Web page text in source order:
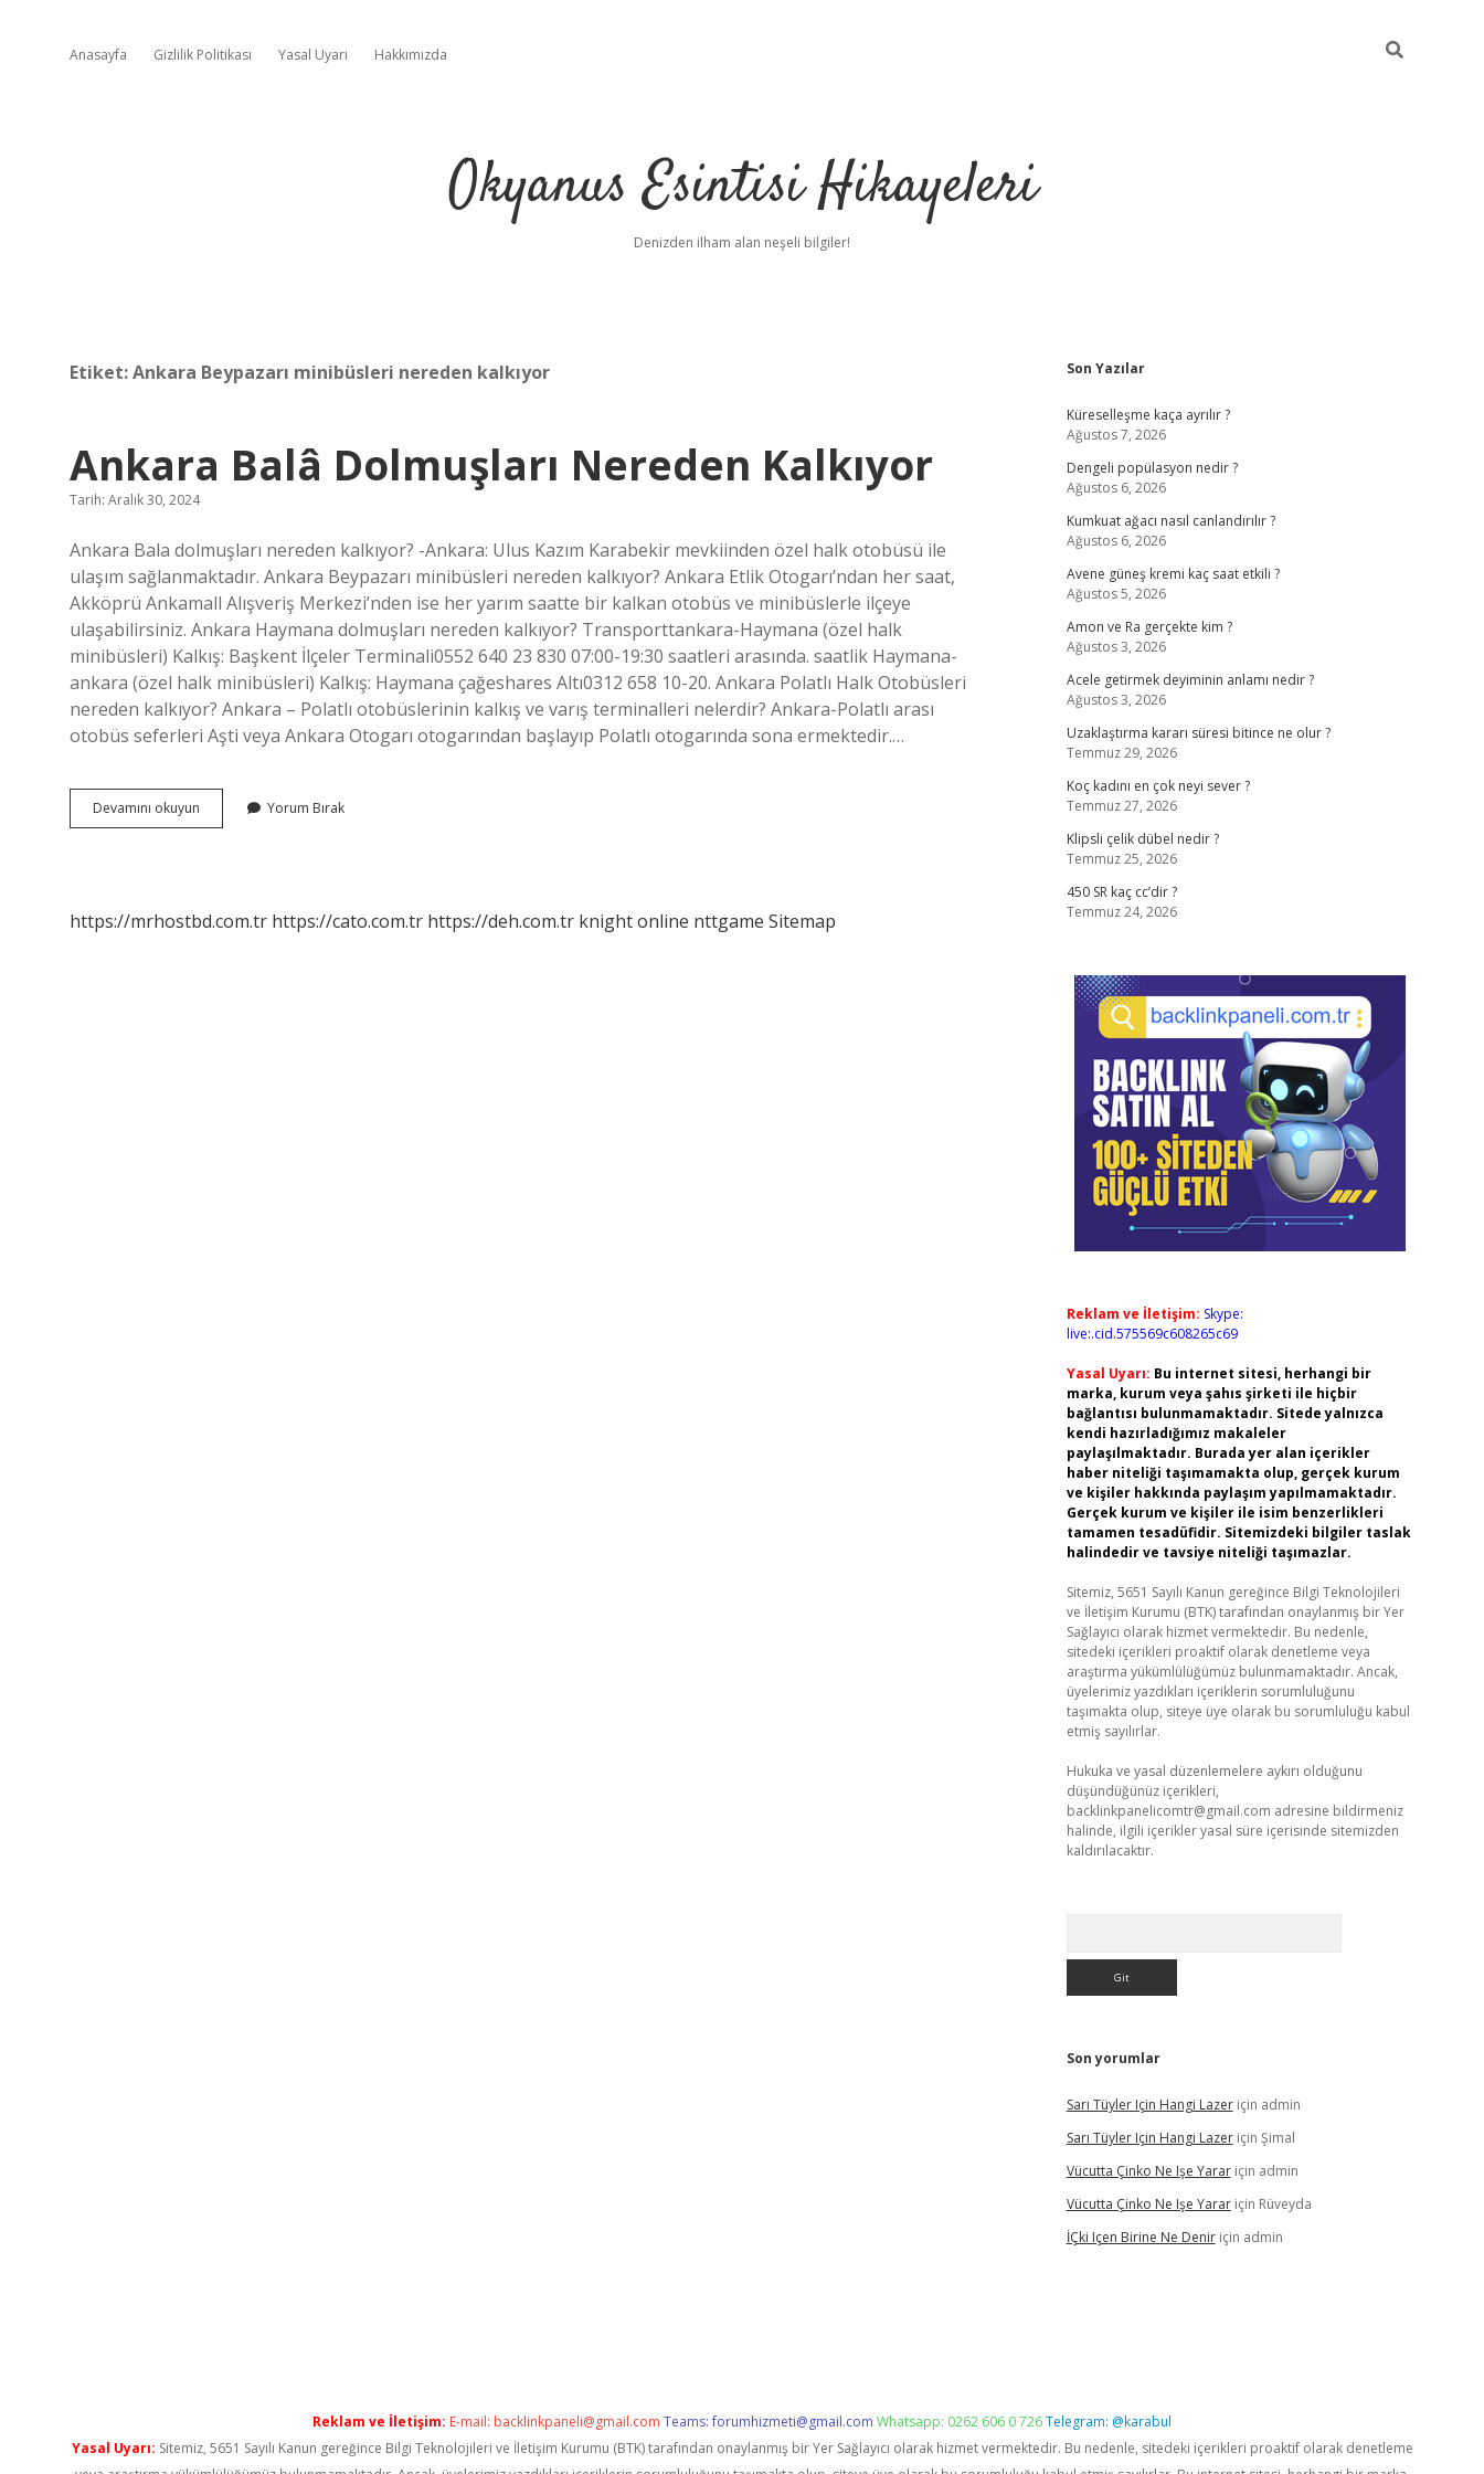
Anasayfa Gizlilik Politikası Yasal Uyarı Hakkımızda
Okyanus Esintisi Hikayeleri
Denizden ilham alan neşeli bilgiler!
Etiket:Ankara Beypazarı minibüsleri nereden kalkıyor
Ankara Balâ Dolmuşları Nereden Kalkıyor
Tarih: Aralık 30, 2024
Ankara Bala dolmuşları nereden kalkıyor? -Ankara: Ulus Kazım Karabekir mevkiinden özel halk otobüsü ile
ulaşım sağlanmaktadır. Ankara Beypazarı minibüsleri nereden kalkıyor? Ankara Etlik Otogarı’ndan her saat,
Akköprü Ankamall Alışveriş Merkezi’nden ise her yarım saatte bir kalkan otobüs ve minibüslerle ilçeye
ulaşabilirsiniz. Ankara Haymana dolmuşları nereden kalkıyor? Transporttankara-Haymana (özel halk
minibüsleri) Kalkış: Başkent İlçeler Terminali0552 640 23 830 07:00-19:30 saatleri arasında. saatlik Haymana-
ankara (özel halk minibüsleri) Kalkış: Haymana çağeshares Altı0312 658 10-20. Ankara Polatlı Halk Otobüsleri
nereden kalkıyor? Ankara – Polatlı otobüslerinin kalkış ve varış terminalleri nelerdir? Ankara-Polatlı arası
otobüs seferleri Aşti veya Ankara Otogarı otogarından başlayıp Polatlı otogarında sona ermektedir.…
Devamını okuyun
Balâ
Yorum Bırak
https://mrhostbd.com.tr https://cato.com.tr https://deh.com.tr knight online nttgame Sitemap
Sidebar
Son Yazılar
Küreselleşme kaça ayrılır ?
Ağustos 7, 2026
Dengeli popülasyon nedir ?
Ağustos 6, 2026
Kumkuat ağacı nasıl canlandırılır ?
Ağustos 6, 2026
Avene güneş kremi kaç saat etkili ?
Ağustos 5, 2026
Amon ve Ra gerçekte kim ?
Ağustos 3, 2026
Acele getirmek deyiminin anlamı nedir ?
Ağustos 3, 2026
Uzaklaştırma kararı süresi bitince ne olur ?
Temmuz 29, 2026
Koç kadını en çok neyi sever ?
Temmuz 27, 2026
Klipsli çelik dübel nedir ?
Temmuz 25, 2026
450 SR kaç cc’dir ?
Temmuz 24, 2026
Reklam ve İletişim: Skype:
live:.cid.575569c608265c69
Yasal Uyarı: Bu internet sitesi, herhangi bir
marka, kurum veya şahıs şirketi ile hiçbir
bağlantısı bulunmamaktadır. Sitede yalnızca
kendi hazırladığımız makaleler
paylaşılmaktadır. Burada yer alan içerikler
haber niteliği taşımamakta olup, gerçek kurum
ve kişiler hakkında paylaşım yapılmamaktadır.
Gerçek kurum ve kişiler ile isim benzerlikleri
tamamen tesadüfidir. Sitemizdeki bilgiler taslak
halindedir ve tavsiye niteliği taşımazlar.
Sitemiz, 5651 Sayılı Kanun gereğince Bilgi Teknolojileri
ve İletişim Kurumu (BTK) tarafından onaylanmış bir Yer
Sağlayıcı olarak hizmet vermektedir. Bu nedenle,
sitedeki içerikleri proaktif olarak denetleme veya
araştırma yükümlülüğümüz bulunmamaktadır. Ancak,
üyelerimiz yazdıkları içeriklerin sorumluluğunu
taşımakta olup, siteye üye olarak bu sorumluluğu kabul
etmiş sayılırlar.
Hukuka ve yasal düzenlemelere aykırı olduğunu
düşündüğünüz içerikleri,
backlinkpanelicomtr@gmail.com adresine bildirmeniz
halinde, ilgili içerikler yasal süre içerisinde sitemizden
kaldırılacaktır.
Son yorumlar
Sarı Tüyler Için Hangi Lazeriçin admin
Sarı Tüyler Için Hangi Lazeriçin Şimal
Vücutta Çinko Ne Işe Yarariçin admin
Vücutta Çinko Ne Işe Yarariçin Rüveyda
İÇki Içen Birine Ne Deniriçin admin
Reklam ve İletişim: E-mail: backlinkpaneli@gmail.com Teams:forumhizmeti@gmail.com Whatsapp: 0262 606 0 726Telegram: @karabul
Yasal Uyarı: Sitemiz, 5651 Sayılı Kanun gereğince Bilgi Teknolojileri ve İletişim Kurumu (BTK) tarafından onaylanmış bir Yer Sağlayıcı olarak hizmet vermektedir. Bu nedenle, sitedeki içerikleri proaktif olarak denetleme